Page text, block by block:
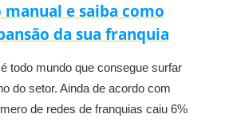
manual e saiba como
da sua franquia
todo mundo que consegue surfar
do setor. Ainda de acordo com
de redes de franquias caiu 6%